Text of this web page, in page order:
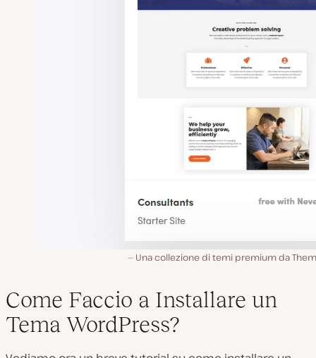
Una collezione di temi premium da
Come Faccio a Installare un
Tema WordPress?